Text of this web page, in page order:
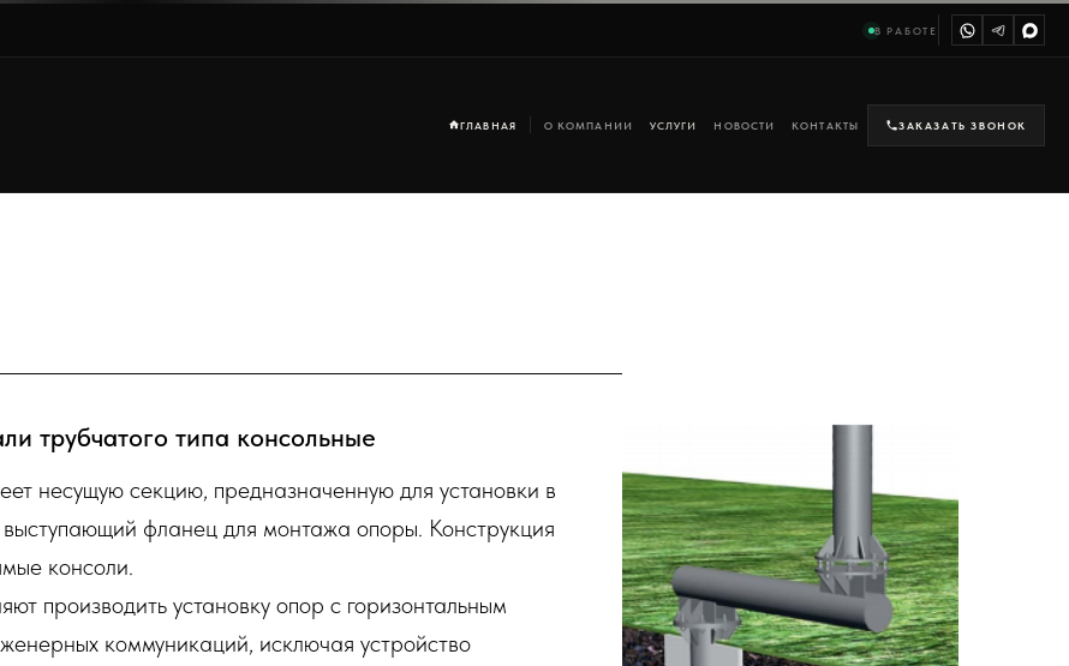
от производителя В РАБОТЕ
ГЛАВНАЯ О КОМПАНИИ УСЛУГИ НОВОСТИ КОНТАКТЫ ЗАКАЗАТЬ ЗВОНОК
трубчатого типа консольные
несущую секцию, предназначенную для установки в
фланец для монтажа опоры. Конструкция
консоли.
производить установку опор с горизонтальным
коммуникаций, исключая устройство